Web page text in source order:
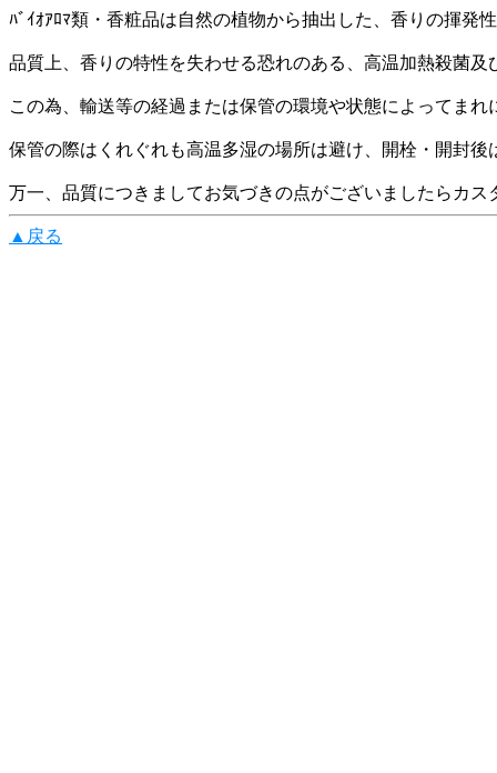
ﾊﾞｲｵｱﾛﾏ類・香粧品は自然の植物から抽出した、香りの揮発
品質上、香りの特性を失わせる恐れのある、高温加熱殺菌
この為、輸送等の経過または保管の環境や状態によってま
保管の際はくれぐれも高温多湿の場所は避け、開栓・開封後
万一、品質につきましてお気づきの点がございましたらカ
▲戻る